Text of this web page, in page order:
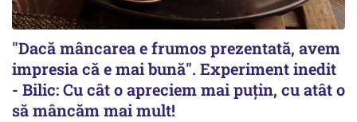
"Dacă mâncarea e frumos prezentată, avem
impresia că e mai bună". Experiment inedit
- Bilic: Cu cât o apreciem mai puțin, cu atât o
să mâncăm mai mult!